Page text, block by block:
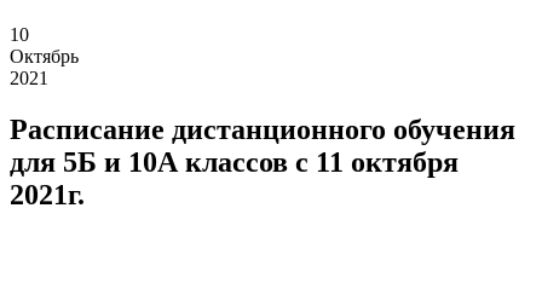
10
Октябрь
2021
Расписание дистанционного обучения
для 5Б и 10А классов с 11 октября
2021г.